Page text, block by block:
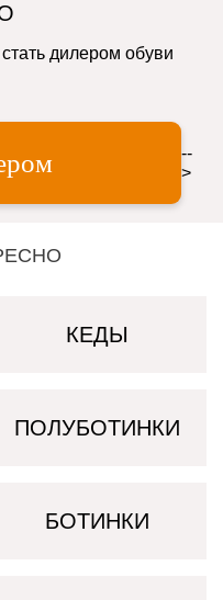
дилером обуви
--
>
КЕДЫ
ПОЛУБОТИНКИ
БОТИНКИ